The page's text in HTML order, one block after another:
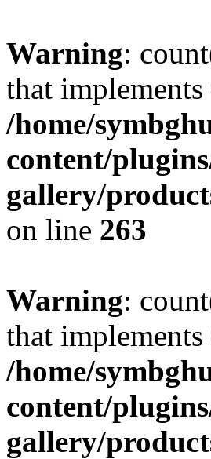
Warning:
that
/home/
content/
gallery/
on line 263
Warning:
that
/home/
content/
gallery/